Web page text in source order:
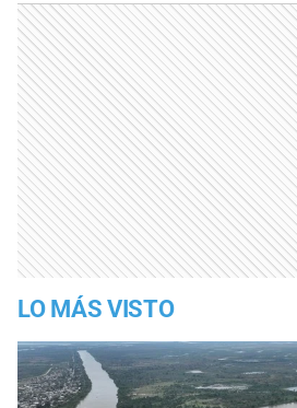
LO MÁS VISTO